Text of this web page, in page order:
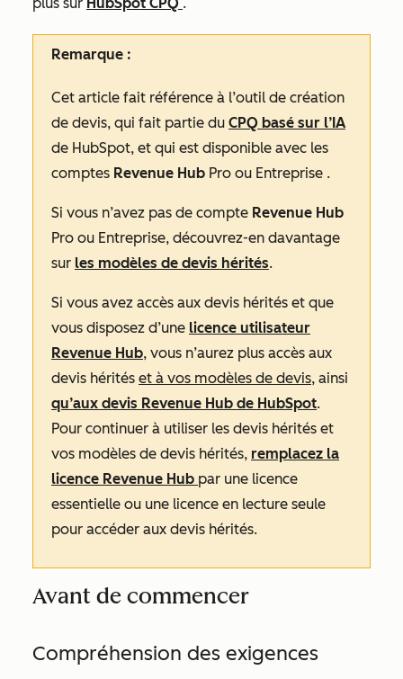
Remarque :
Cet article fait référence à l’outil de création
de devis, qui fait partie du CPQ basé sur l’IA
de HubSpot, et qui est disponible avec les
comptes Revenue Hub Pro ou Entreprise .
Si vous n’avez pas de compte Revenue Hub
Pro ou Entreprise, découvrez-en davantage
sur les modèles de devis hérités.
Si vous avez accès aux devis hérités et que
vous disposez d’une licence utilisateur
Revenue Hub, vous n’aurez plus accès aux
devis hérités et à vos modèles de devis, ainsi
qu’aux devis Revenue Hub de HubSpot.
Pour continuer à utiliser les devis hérités et
vos modèles de devis hérités, remplacez la
licence Revenue Hub par une licence
essentielle ou une licence en lecture seule
pour accéder aux devis hérités.
Avant de commencer
Compréhension des exigences